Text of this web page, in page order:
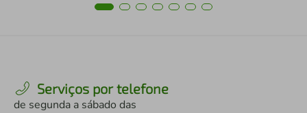
Serviços por telefone
de segunda a sábado das